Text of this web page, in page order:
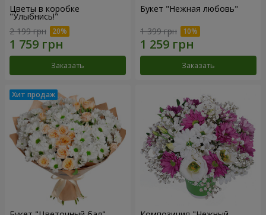
Цветы в коробке
"Улыбнись!"
2 199 грн
Заказать
Букет "Нежная любовь"
1 399 грн
Заказать